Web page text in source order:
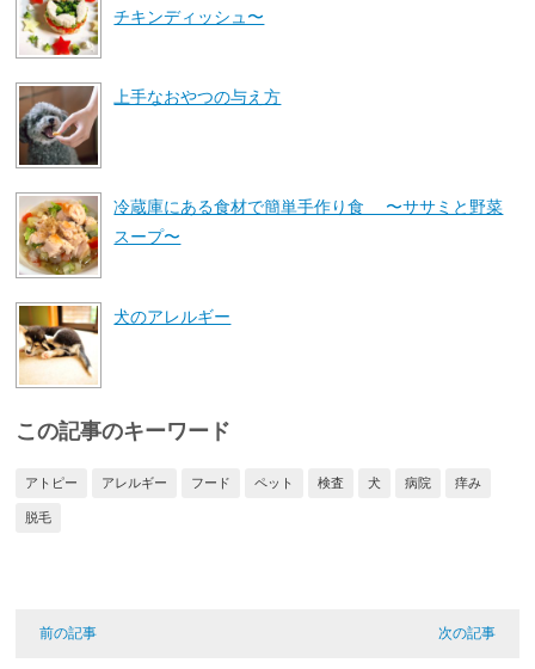
チキンディッシュ〜
上手なおやつの与え方
冷蔵庫にある食材で簡単手作り食 〜ササミと野菜
スープ〜
犬のアレルギー
この記事のキーワード
アトピー アレルギー フード ペット 検査 犬 病院 痒み
脱毛
前の記事 次の記事